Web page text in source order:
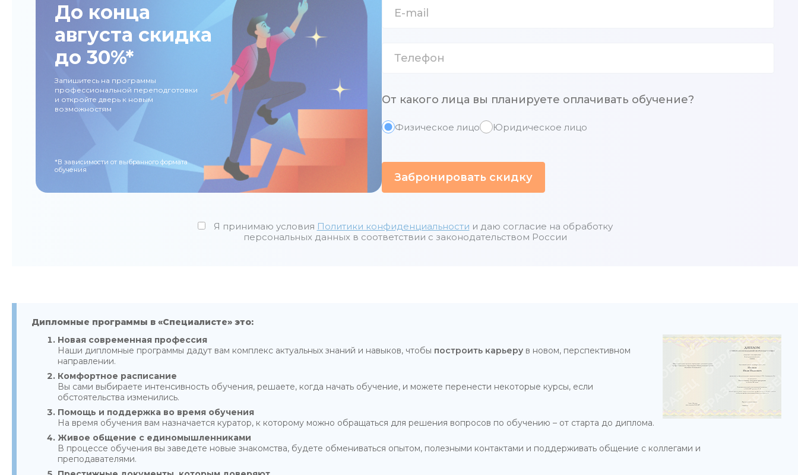
До конца
августа скидка
до 30%*
Запишитесь на программы
профессиональной переподготовки
и откройте дверь к новым
возможностям
*В зависимости от выбранного формата
обучения
От какого лица вы планируете оплачивать обучение?
Физическое лицо Юридическое лицо
Забронировать скидку
Я принимаю условия Политики конфиденциальности и даю согласие на обработку
персональных данных в соответствии с законодательством России
Дипломные программы в «Специалисте» это:
Новая современная профессия
Наши дипломные программы дадут вам комплекс актуальных знаний и навыков, чтобы построить карьеру в новом, перспективном
направлении.
Комфортное расписание
Вы сами выбираете интенсивность обучения, решаете, когда начать обучение, и можете перенести некоторые курсы, если
обстоятельства изменились.
Помощь и поддержка во время обучения
На время обучения вам назначается куратор, к которому можно обращаться для решения вопросов по обучению – от старта до диплома.
Живое общение с единомышленниками
В процессе обучения вы заведете новые знакомства, будете обмениваться опытом, полезными контактами и поддерживать общение с коллегами и
преподавателями.